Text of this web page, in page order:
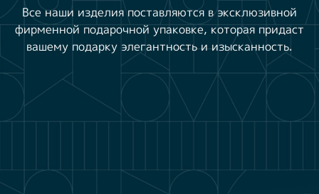
Все наши изделия поставляются в эксклюзивной
фирменной подарочной упаковке, которая придаст
вашему подарку элегантность и изысканность.